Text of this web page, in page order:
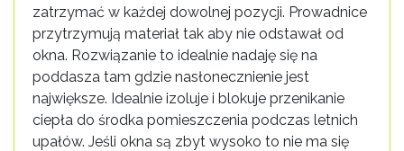
zatrzymać w każdej dowolnej pozycji. Prowadnice
przytrzymują materiał tak aby nie odstawał od
okna. Rozwiązanie to idealnie nadaję się na
poddasza tam gdzie nasłonecznienie jest
największe. Idealnie izoluje i blokuje przenikanie
ciepła do środka pomieszczenia podczas letnich
upałów. Jeśli okna są zbyt wysoko to nie ma się